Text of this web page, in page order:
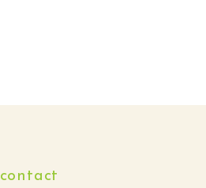
contact